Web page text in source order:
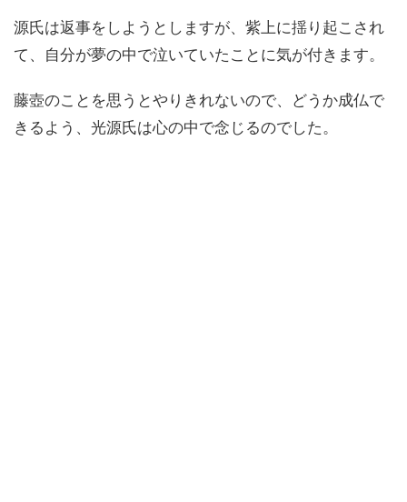
源氏は返事をしようとしますが、紫上に揺り起こされ
て、自分が夢の中で泣いていたことに気が付きます。
藤壺のことを思うとやりきれないので、どうか成仏で
きるよう、光源氏は心の中で念じるのでした。